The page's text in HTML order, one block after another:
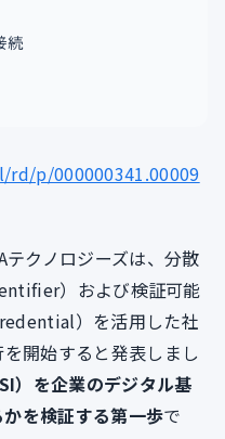
続
p/000000341.00009
クノロジーズは、分散
）および検証可能
）を活用した社
開始すると発表しまし
）を企業のデジタル基
を検証する第一歩で